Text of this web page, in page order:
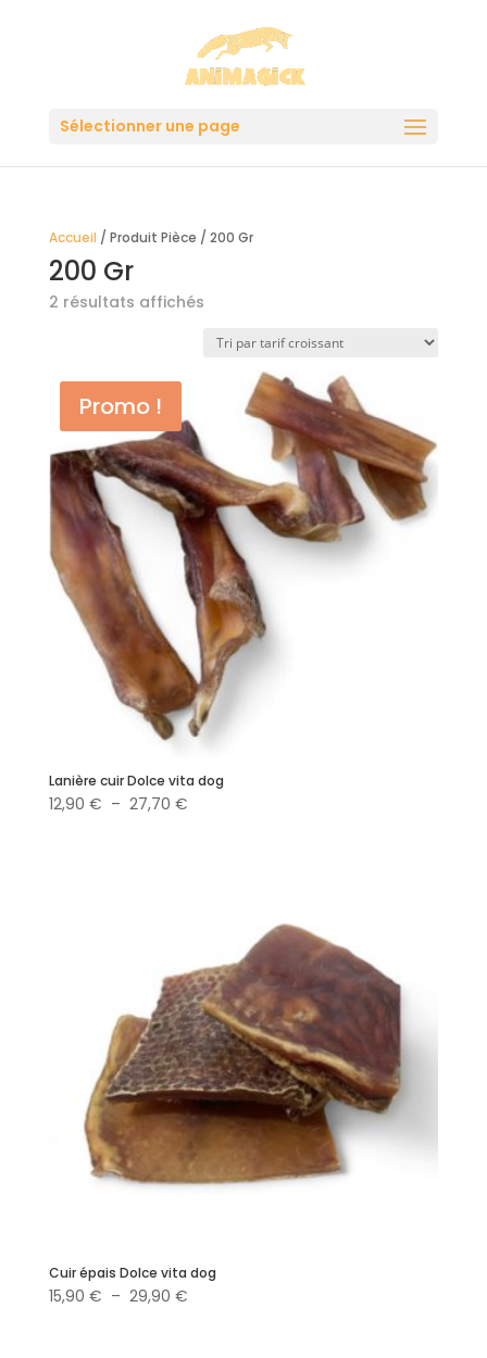
Sélectionner une page
Accueil / Produit Pièce / 200 Gr
200 Gr
2 résultats affichésTrié
prix
Promo !
Lanière cuir Dolce vita dog
12,90 € – 27,70 €Plage
Cuir épais Dolce vita dog
15,90 € – 29,90 €Plage